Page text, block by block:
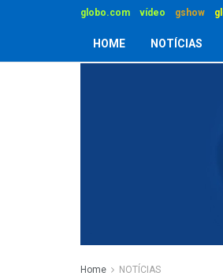
globo.com vídeo gshow
HOME NOTÍCIAS
Home NOTÍCIAS